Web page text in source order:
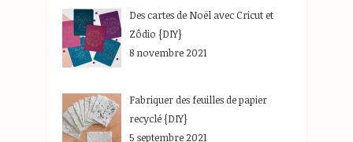
Des cartes de Noël avec Cricut et
Zôdio {DIY}
8 novembre 2021
Fabriquer des feuilles de papier
recyclé {DIY}
5 septembre 2021